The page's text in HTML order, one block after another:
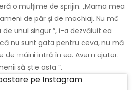
o mulțime de sprijin. „Mama mea
de păr și de machiaj. Nu mă
unul singur ”, i-a dezvăluit ea
nu sunt gata pentru ceva, nu mă
de mâini intră în ea. Avem ajutor.
să știe asta ”.
pe Instagram